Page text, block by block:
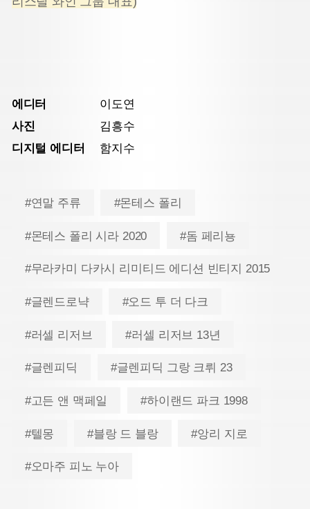
에디터
이도연
사진
김흥수
디지털 에디터
함지수
#연말 주류 #몬테스 폴리
#몬테스 폴리 시라 2020 #돔 페리뇽
#무라카미 다카시 리미티드 에디션 빈티지 2015
#글렌드로냑 #오드 투 더 다크
#러셀 리저브 #러셀 리저브 13년
#글렌피딕 #글렌피딕 그랑 크뤼 23
#고든 앤 맥페일 #하이랜드 파크 1998
#텔몽 #블랑 드 블랑 #앙리 지로
#오마주 피노 누아